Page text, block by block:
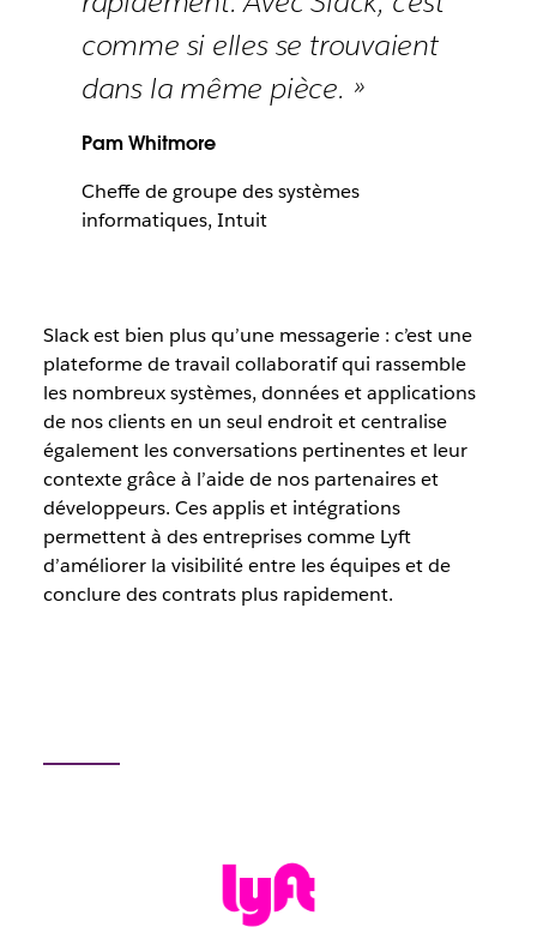
comme si elles se trouvaient
dans la même pièce. »
Pam Whitmore
Cheffe de groupe des systèmes
informatiques, Intuit
Slack est bien plus qu’une messagerie : c’est une
plateforme de travail collaboratif qui rassemble
les nombreux systèmes, données et applications
de nos clients en un seul endroit et centralise
également les conversations pertinentes et leur
contexte grâce à l’aide de nos partenaires et
développeurs. Ces applis et intégrations
permettent à des entreprises comme Lyft
d’améliorer la visibilité entre les équipes et de
conclure des contrats plus rapidement.